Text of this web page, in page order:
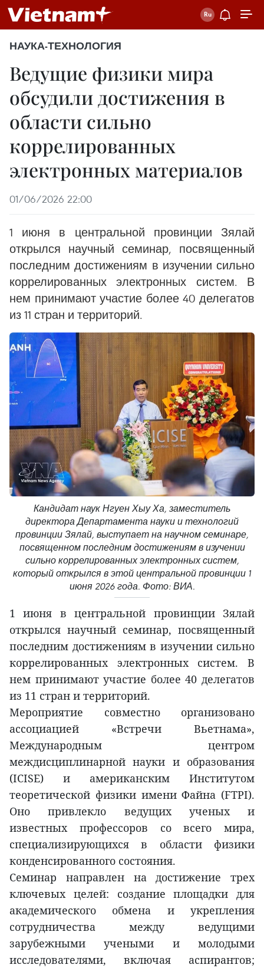
НАУКА-ТЕХНОЛОГИЯ
Ведущие физики мира
обсудили достижения в
области сильно
коррелированных
электронных материалов
01/06/2026 22:00
1 июня в центральной провинции Зялай
открылся научный семинар, посвященный
последним достижениям в изучении сильно
коррелированных электронных систем. В
нем принимают участие более 40 делегатов
из 11 стран и территорий.
Кандидат наук Нгуен Хыу Ха, заместитель
директора Департамента науки и технологий
провинции Зялай, выступает на научном семинаре,
посвященном последним достижениям в изучении
сильно коррелированных электронных систем,
который открылся в этой центральной провинции 1
июня 2026 года. Фото: ВИА.
1 июня в центральной провинции Зялай
открылся научный семинар, посвященный
последним достижениям в изучении сильно
коррелированных электронных систем. В
нем принимают участие более 40 делегатов
из 11 стран и территорий.
Мероприятие совместно организовано
ассоциацией «Встречи Вьетнама»,
Международным центром
междисциплинарной науки и образования
(ICISE) и американским Институтом
теоретической физики имени Файна (FTPI).
Оно привлекло ведущих ученых и
известных профессоров со всего мира,
специализирующихся в области физики
конденсированного состояния.
Семинар направлен на достижение трех
ключевых целей: создание площадки для
академического обмена и укрепления
сотрудничества между ведущими
зарубежными учеными и молодыми
исследователями, включая аспирантов;